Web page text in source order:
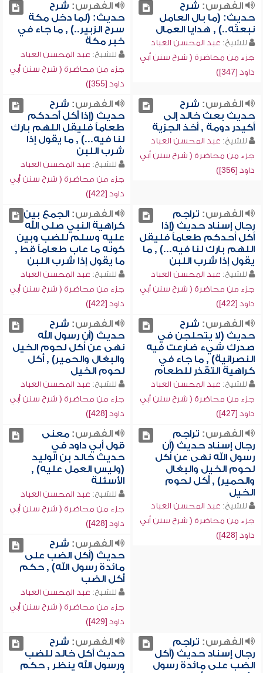
الفهرس: شرح
حديث: (ما بال العامل
نبعثه..) , هدايا العمال
للشيخ: عبد المحسن العباد
جزء من محاضرة ( شرح سنن أبي
داود [347])
الفهرس: شرح
حديث: (لما دخل مكة
سرح الزبير..) , ما جاء في
خبر مكة
للشيخ: عبد المحسن العباد
جزء من محاضرة ( شرح سنن أبي
داود [355])
الفهرس: شرح
حديث بعث خالد إلى
أكيدر دومة , أخذ الجزية
للشيخ: عبد المحسن العباد
جزء من محاضرة ( شرح سنن أبي
داود [356])
الفهرس: شرح
حديث (إذا أكل أحدكم
طعاماً فليقل اللهم بارك
لنا فيه...) , ما يقول إذا
شرب اللبن
للشيخ: عبد المحسن العباد
جزء من محاضرة ( شرح سنن أبي
داود [422])
الفهرس: تراجم
رجال إسناد حديث (إذا
أكل أحدكم طعاماً فليقل
اللهم بارك لنا فيه...) , ما
يقول إذا شرب اللبن
للشيخ: عبد المحسن العباد
جزء من محاضرة ( شرح سنن أبي
داود [422])
الفهرس:الجمع بين
كراهية النبي صلى الله
عليه وسلم للضب وبين
كونه ما عاب طعاماً قط ,
ما يقول إذا شرب اللبن
للشيخ: عبد المحسن العباد
جزء من محاضرة ( شرح سنن أبي
داود [422])
الفهرس: شرح
حديث (لا يتحلجن في
صدرك شيء ضارعت فيه
النصرانية) , ما جاء في
كراهية التقذر للطعام
للشيخ: عبد المحسن العباد
جزء من محاضرة ( شرح سنن أبي
داود [427])
الفهرس: شرح
حديث (أن رسول الله
نهى عن أكل لحوم الخيل
والبغال والحمير) , أكل
لحوم الخيل
للشيخ: عبد المحسن العباد
جزء من محاضرة ( شرح سنن أبي
داود [428])
الفهرس: تراجم
رجال إسناد حديث (أن
رسول الله نهى عن أكل
لحوم الخيل والبغال
والحمير) , أكل لحوم
الخيل
للشيخ: عبد المحسن العباد
جزء من محاضرة ( شرح سنن أبي
داود [428])
الفهرس:معنى
قول أبي داود في
حديث خالد بن الوليد
(وليس العمل عليه) ,
الأسئلة
للشيخ: عبد المحسن العباد
جزء من محاضرة ( شرح سنن أبي
داود [428])
الفهرس: شرح
حديث (أكل الضب على
مائدة رسول الله) , حكم
أكل الضب
للشيخ: عبد المحسن العباد
جزء من محاضرة ( شرح سنن أبي
داود [429])
الفهرس: تراجم
رجال إسناد حديث (أكل
الضب على مائدة رسول
الفهرس: شرح
حديث أكل خالد للضب
ورسول الله ينظر , حكم